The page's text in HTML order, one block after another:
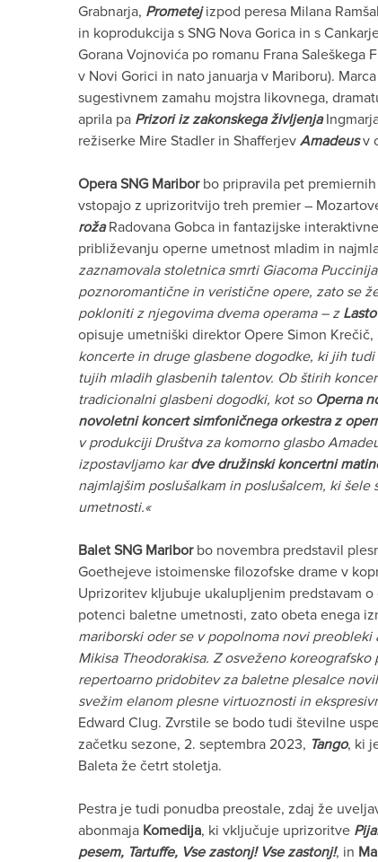
Grabnarja, Prometejizpod peresa Milana
in koprodukcija s SNG Nova Gorica in s
Gorana Vojnovića po romanu Frana Saleškega
v Novi Gorici in nato januarja v Mariboru).
sugestivnem zamahu mojstra likovnega,
aprila pa Prizori iz zakonskega življenja
režiserke Mire Stadler in Shafferjev Amadeusv
Opera SNG Mariborbo pripravila pet
vstopajo z uprizoritvijo treh premier –
rožaRadovana Gobca in fantazijske
približevanju operne umetnost mladim in
zaznamovala stoletnica smrti Giacoma
poznoromantične in veristične opere, zato se
pokloniti z njegovima dvema operama – z
opisuje umetniški direktor Opere Simon Krečič,
koncerte in druge glasbene dogodke, ki jih
tujih mladih glasbenih talentov. Ob štirih
tradicionalni glasbeni dogodki, kot so Operna
novoletni koncert simfoničnega orkestra z
v produkciji Društva za komorno glasbo
izpostavljamo kardve družinski koncertni
najmlajšim poslušalkam in poslušalcem, ki
umetnosti.«
Balet SNG Mariborbo novembra predstavil
Goethejeve istoimenske filozofske drame v
Uprizoritev kljubuje ukalupljenim predstavam
potenci baletne umetnosti, zato obeta enega
mariborski oder se v popolnoma novi
Mikisa Theodorakisa. Z osveženo
repertoarno pridobitev za baletne plesalce
svežim elanom plesne virtuoznosti in
Edward Clug. Zvrstile se bodo tudi številne
začetku sezone, 2. septembra 2023, Tango, ki
Baleta že četrt stoletja.
Pestra je tudi ponudba preostale, zdaj že
abonmaja Komedija, ki vključuje uprizoritve
pesem, Tartuffe, Vse zastonj! Vse zastonj!, in